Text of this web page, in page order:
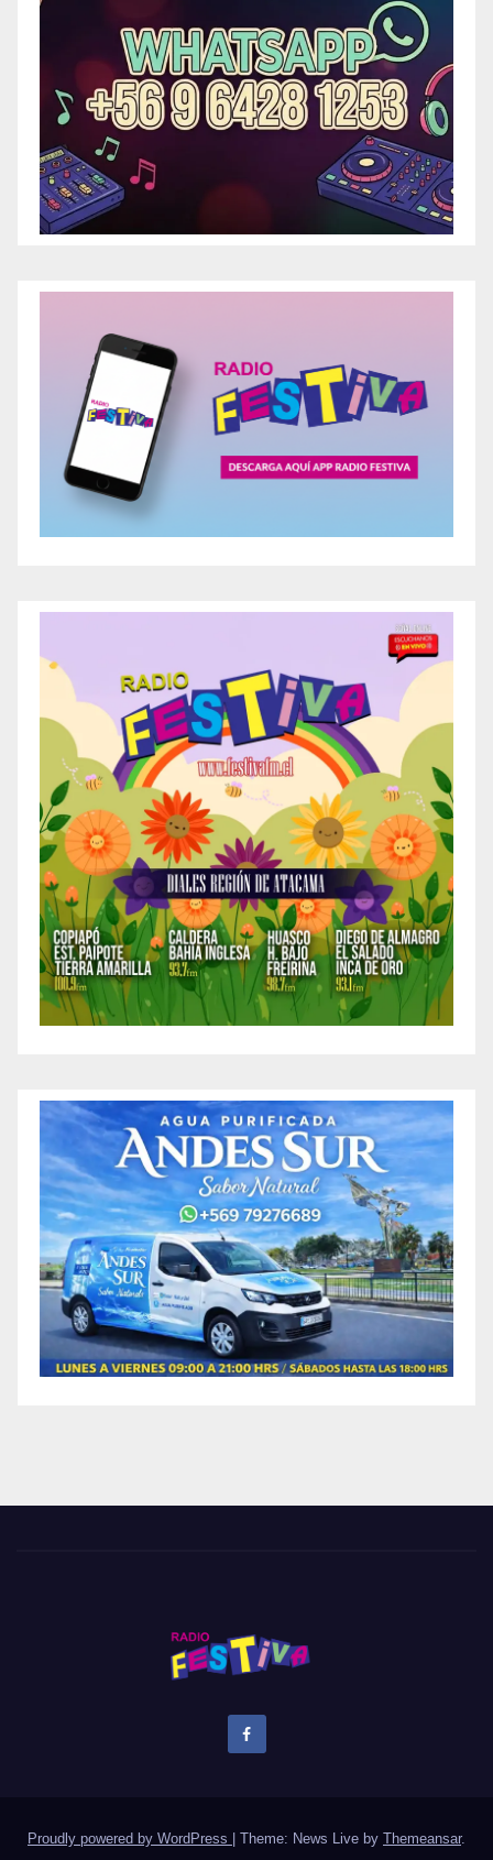
Proudly powered by WordPress Theme: News Live by Themeansar.